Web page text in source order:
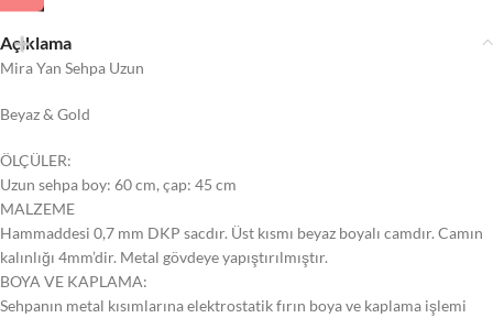
Açıklama
Mira Yan Sehpa Uzun
Beyaz & Gold
ÖLÇÜLER:
Uzun sehpa boy: 60 cm, çap: 45 cm
MALZEME
Hammaddesi 0,7 mm DKP sacdır. Üst kısmı beyaz boyalı camdır. Camın
kalınlığı 4mm’dir. Metal gövdeye yapıştırılmıştır.
BOYA VE KAPLAMA:
Sehpanın metal kısımlarına elektrostatik fırın boya ve kaplama işlemi